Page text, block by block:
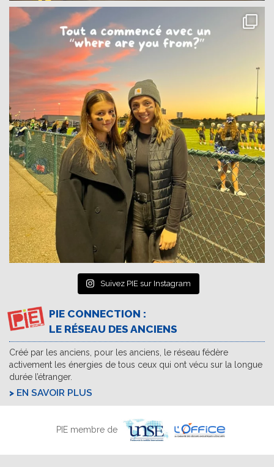
Suivez PIE sur Instagram
PIE CONNECTION :
LE RÉSEAU DES ANCIENS
Créé par les anciens, pour les anciens, le réseau fédère
activement les énergies de tous ceux qui ont vécu sur la longue
durée l’étranger.
EN SAVOIR PLUS
PIE membre de